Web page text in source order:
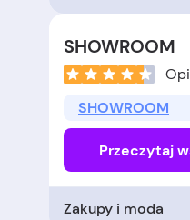
SHOWROOM
SHOWROOM
Przeczytaj
Zakupy i moda